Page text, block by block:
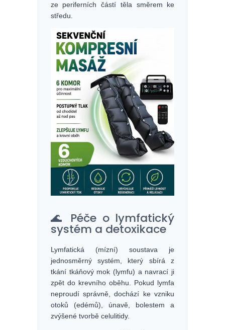
ze periferních částí těla směrem ke
středu.
🌊 Péče o lymfatický
systém a detoxikace
Lymfatická (mízní) soustava je
jednosměrný systém, který sbírá z
tkání tkáňový mok (lymfu) a navrací ji
zpět do krevního oběhu. Pokud lymfa
neproudí správně, dochází ke vzniku
otoků (edémů), únavě, bolestem a
zvýšené tvorbě celulitidy.